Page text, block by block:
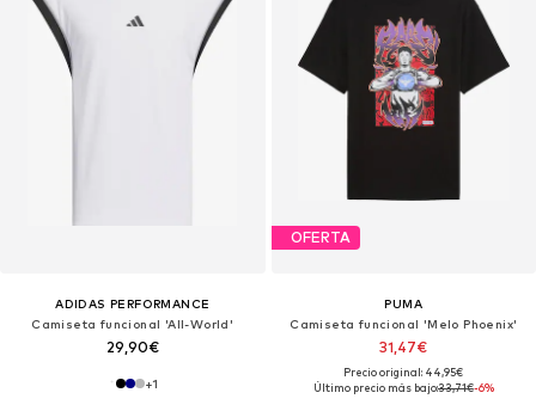
ADIDAS PERFORMANCE
Camiseta funcional 'All-World'
29,90€
+1
OFERTA
PUMA
Camiseta funcional 'Melo Phoenix'
31,47€
Precio original: 44,95€
Último precio más bajo:33,71€-6%